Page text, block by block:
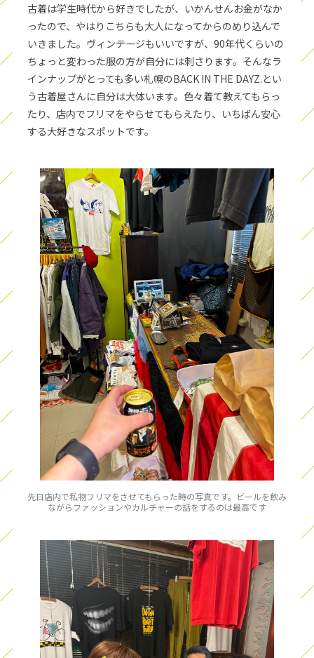
古着は学生時代から好きでしたが、いかんせんお金がなか
ったので、やはりこちらも大人になってからのめり込んで
いきました。ヴィンテージもいいですが、90年代くらいの
ちょっと変わった服の方が自分には刺さります。そんなラ
インナップがとっても多い札幌のBACK IN THE DAYZ.とい
う古着屋さんに自分は大体います。色々着て教えてもらっ
たり、店内でフリマをやらせてもらえたり、いちばん安心
する大好きなスポットです。
先日店内で私物フリマをさせてもらった時の写真です。ビールを飲み
ながらファッションやカルチャーの話をするのは最高です